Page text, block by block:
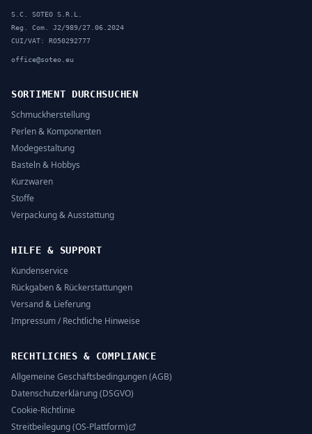
S.C. SOTEO S.R.L.
Reg. Com. J2/989/27.06.2024
CUI/VAT: RO50292777
office@soteo.eu
SORTIMENT DURCHSUCHEN
Schmuckherstellung
Perlen & Komponenten
Modegestaltung
Basteln & Hobbys
Kurzwaren
Stoffe
Verpackung & Ausstattung
HILFE & SUPPORT
Kundenservice
Rückgaben & Rückerstattungen
Versand & Lieferung
Impressum / Rechtliche Hinweise
RECHTLICHES & COMPLIANCE
Allgemeine Geschäftsbedingungen (AGB)
Datenschutzerklärung (DSGVO)
Cookie-Richtlinie
Streitbeilegung (OS-Plattform)